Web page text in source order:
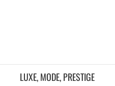
LUXE, MODE, PRESTIGE